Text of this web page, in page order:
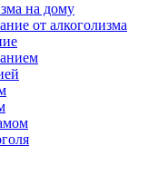
на дому
от алкоголизма